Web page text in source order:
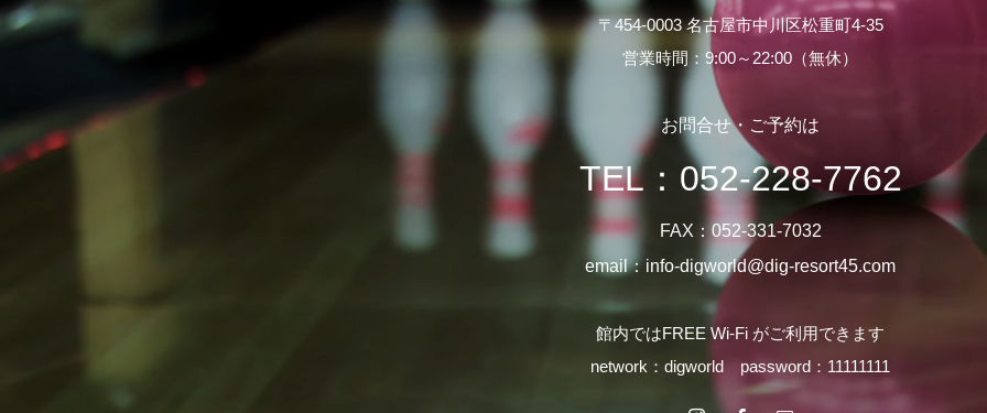
〒454-0003 名古屋市中川区松重町4-35
営業時間：9:00～22:00（無休）
お問合せ・ご予約は
TEL： 052-228-7762
FAX：052-331-7032
email：info-digworld@dig-resort45.com
館内ではFREE Wi-Fi がご利用できます
network：digworld password：11111111